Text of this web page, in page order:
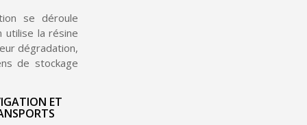
se déroule
utilise la résine
dégradation,
de stockage
ET